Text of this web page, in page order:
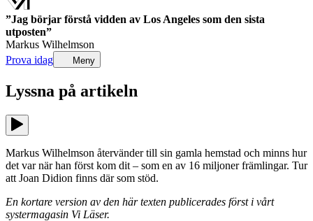
”Jag börjar förstå vidden av Los Angeles som den sista
utposten”
Markus Wilhelmson
Prova idag
Meny
Lyssna på artikeln
Markus Wilhelmson återvänder till sin gamla hemstad och minns hur
det var när han först kom dit – som en av 16 miljoner främlingar. Tur
att Joan Didion finns där som stöd.
En kortare version av den här texten publicerades först i vårt
systermagasin Vi Läser.